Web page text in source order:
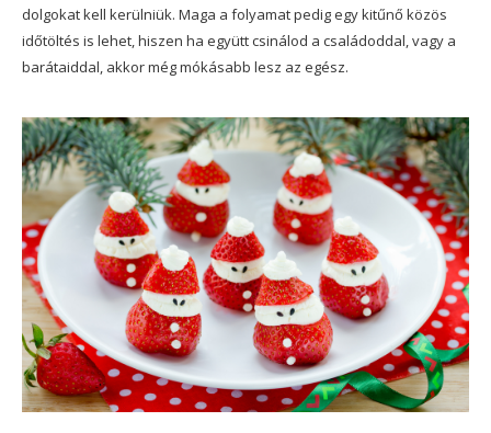
dolgokat kell kerülniük. Maga a folyamat pedig egy kitűnő közös
időtöltés is lehet, hiszen ha együtt csinálod a családoddal, vagy a
barátaiddal, akkor még mókásabb lesz az egész.